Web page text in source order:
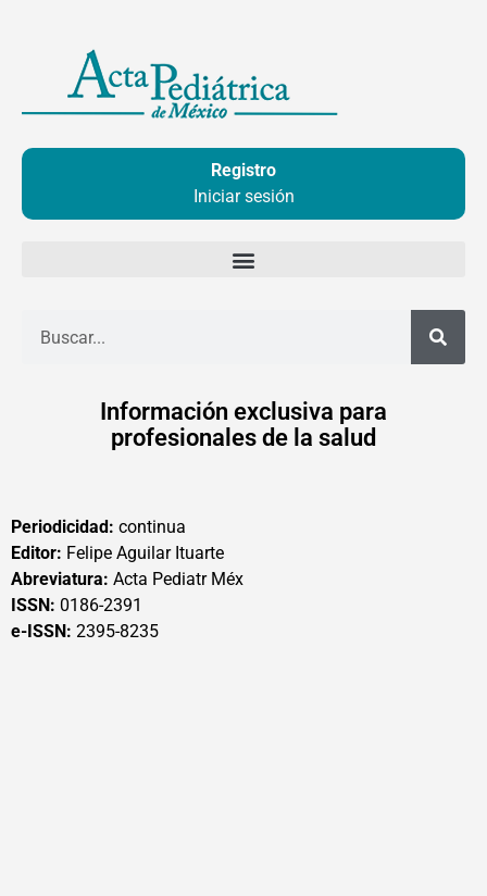
contenido
Registro
Iniciar sesión
Información exclusiva para
profesionales de la salud
Periodicidad: continua
Editor: Felipe Aguilar Ituarte
Abreviatura: Acta Pediatr Méx
ISSN: 0186-2391
e-ISSN: 2395-8235